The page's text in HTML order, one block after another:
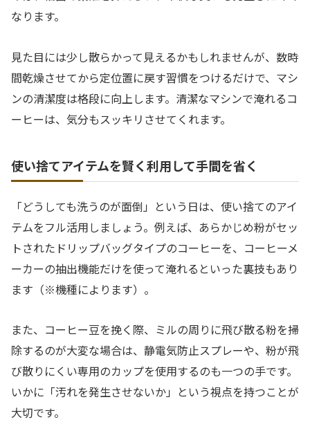
なります。
見た目には少し散らかって見えるかもしれませんが、数時
間乾燥させてから定位置に戻す習慣をつけるだけで、マシ
ンの清潔度は格段に向上します。清潔なマシンで淹れるコ
ーヒーは、気分もスッキリさせてくれます。
使い捨てアイテムを賢く利用して手間を省く
「どうしても洗うのが面倒」という日は、使い捨てのアイ
テムをフル活用しましょう。例えば、あらかじめ粉がセッ
トされたドリップバッグタイプのコーヒーを、コーヒーメ
ーカーの抽出機能だけを使って淹れるといった裏技もあり
ます（※機種によります）。
また、コーヒー豆を挽く際、ミルの周りに飛び散る粉を掃
除するのが大変な場合は、静電気防止スプレーや、粉が飛
び散りにくい専用のカップを使用するのも一つの手です。
いかに「汚れを発生させないか」という視点を持つことが
大切です。